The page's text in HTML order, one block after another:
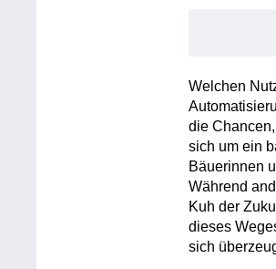
Welchen
die
sich um ein
Bäuerinnen
Während
Kuh der
dieses
sich